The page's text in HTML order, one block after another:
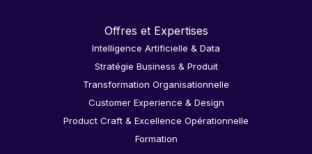
Offres et Expertises
Intelligence Artificielle & Data
Stratégie Business & Produit
Transformation Organisationnelle
Customer Experience & Design
Product Craft & Excellence Opérationnelle
Formation